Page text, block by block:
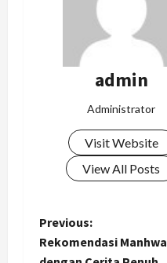
admin
Administrator
Visit Website
View All Posts
P
Previous:
Rekomendasi Manhwa